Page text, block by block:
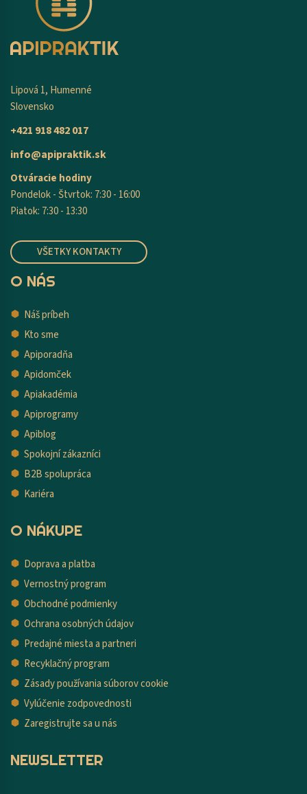
Lipová 1, Humenné
Slovensko
+421 918 482 017
info@apipraktik.sk
Otváracie hodiny
Pondelok - Štvrtok: 7:30 - 16:00
Piatok: 7:30 - 13:30
VŠETKY KONTAKTY
O NÁS
Náš príbeh
Kto sme
Apiporadňa
Apidomček
Apiakadémia
Apiprogramy
Apiblog
Spokojní zákazníci
B2B spolupráca
Kariéra
O NÁKUPE
Doprava a platba
Vernostný program
Obchodné podmienky
Ochrana osobných údajov
Predajné miesta a partneri
Recyklačný program
Zásady používania súborov cookie
Vylúčenie zodpovednosti
Zaregistrujte sa u nás
NEWSLETTER